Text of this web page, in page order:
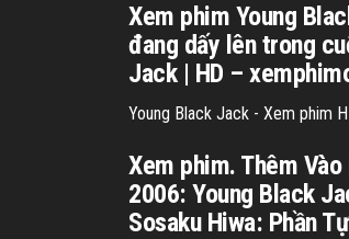
Xem phim Young
đang dấy lên trong
Jack | HD –
Young Black Jack - Xem phim
Xem phim. Thêm
2006: Young Black
Sosaku Hiwa: Phần